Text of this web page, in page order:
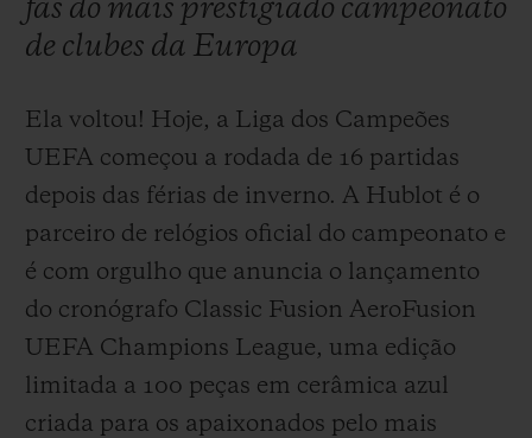
fãs do mais prestigiado campeonato
de clubes da Europa
Ela voltou! Hoje, a Liga dos Campeões
UEFA começou a rodada de 16 partidas
depois das férias de inverno. A Hublot é o
parceiro de relógios oficial do campeonato e
é com orgulho que anuncia o lançamento
do cronógrafo Classic Fusion AeroFusion
UEFA Champions League, uma edição
limitada a 100 peças em cerâmica azul
criada para os apaixonados pelo mais
CONTATO
ENCONTRAR UMA